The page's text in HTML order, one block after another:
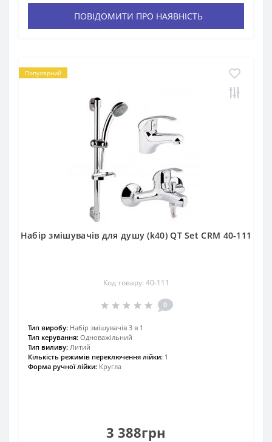
ПОВІДОМИТИ ПРО НАЯВНІСТЬ
Популярний
Набір змішувачів для душу (k40) QT Set CRM 40-111
Код товару: 40-111
0
Тип виробу: Набір змішувачів 3 в 1
Тип керування: Одноважільний
Тип виливу: Литий
Кількість режимів переключення лійки: 1
Форма ручної лійки: Кругла
3 388грн